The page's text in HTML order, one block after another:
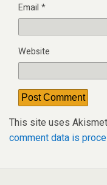
Email *
Website
This site uses
comment data is